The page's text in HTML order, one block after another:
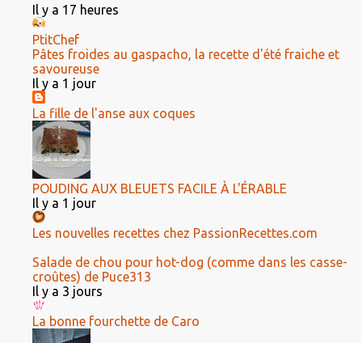
Il y a 17 heures
PtitChef
Pâtes froides au gaspacho, la recette d'été fraiche et
savoureuse
Il y a 1 jour
La fille de l'anse aux coques
POUDING AUX BLEUETS FACILE À L'ÉRABLE
Il y a 1 jour
Les nouvelles recettes chez PassionRecettes.com
Salade de chou pour hot-dog (comme dans les casse-
croûtes) de Puce313
Il y a 3 jours
La bonne fourchette de Caro